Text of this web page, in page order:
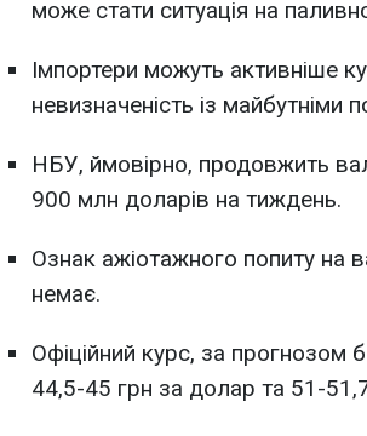
може стати ситуація на
Імпортери можуть активніше
невизначеність із майбутніми
НБУ, ймовірно, продовжить
900 млн доларів на тиждень.
Ознак ажіотажного попиту на
немає.
Офіційний курс, за прогнозом
44,5-45 грн за долар та 51-